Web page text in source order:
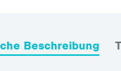
Beschreibung